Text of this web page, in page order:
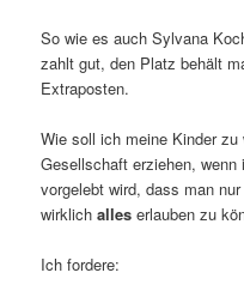
So wie es auch Sylvana
zahlt gut, den Platz behält
Extraposten.
Wie soll ich meine Kinder
Gesellschaft erziehen,
vorgelebt wird, dass man
wirklichalles erlauben zu
Ich fordere: